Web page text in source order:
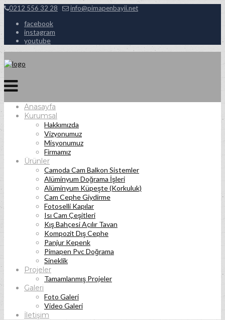
0212 556 32 28 info@pimapenbayii.net
facebook
instagram
youtube
Anasayfa
Kurumsal
Hakkımızda
Vizyonumuz
Misyonumuz
Firmamız
Ürünler
Camoda Cam Balkon Sistemler
Alüminyum Doğrama İşleri
Alüminyum Küpeşte (Korkuluk)
Cam Cephe Giydirme
Fotoselli Kapılar
Isı Cam Çeşitleri
Kış Bahçesi Açılır Tavan
Kompozit Dış Cephe
Panjur Kepenk
Pimapen Pvc Doğrama
Sineklik
Projeler
Tamamlanmış Projeler
Galeri
Foto Galeri
Video Galeri
İletişim